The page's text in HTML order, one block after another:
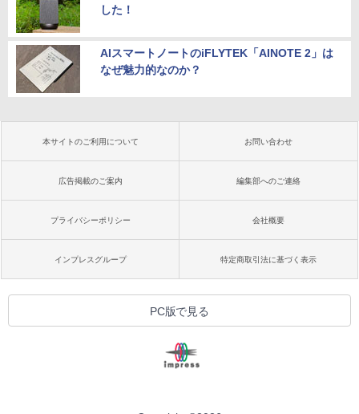
した！
AIスマートノートのiFLYTEK「AINOTE 2」は
なぜ魅力的なのか？
本サイトのご利用について お問い合わせ
広告掲載のご案内 編集部へのご連絡
プライバシーポリシー 会社概要
インプレスグループ 特定商取引法に基づく表示
PC版で見る